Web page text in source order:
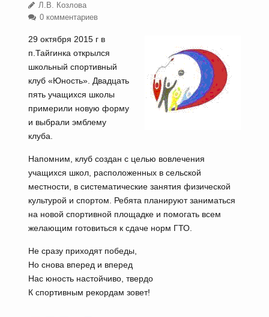
Л.В. Козлова
0 комментариев
29 октября 2015 г в
п.Тайгинка открылся
школьный спортивный
клуб «Юность». Двадцать
пять учащихся школы
примерили новую форму
и выбрали эмблему
клуба.
Напомним, клуб создан с целью вовлечения
учащихся школ, расположенных в сельской
местности, в систематические занятия физической
культурой и спортом. Ребята планируют заниматься
на новой спортивной площадке и помогать всем
желающим готовиться к сдаче норм ГТО.
Не сразу приходят победы,
Но снова вперед и вперед
Нас юность настойчиво, твердо
К спортивным рекордам зовет!